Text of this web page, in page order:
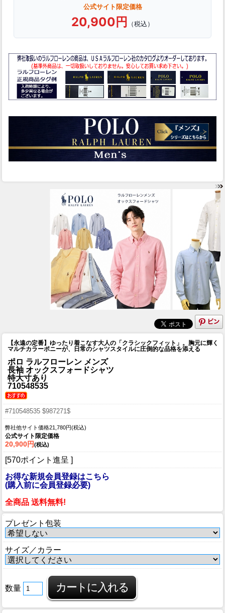
公式サイト限定価格
20,900円 （税込）
【永遠の定番】ゆったり着こなす大人の「クラシックフィット」。胸元に輝く
マルチカラーポニーが、日常のシャツスタイルに圧倒的な品格を添える
ポロ ラルフローレン メンズ
長袖 オックスフォードシャツ
特大寸あり
710548535
#710548535 $987271$
弊社他サイト価格21,780円(税込)
公式サイト限定価格
20,900円(税込)
[570ポイント進呈 ]
お得な新規会員登録はこちら
(購入前に会員登録必要)
全商品 送料無料!
プレゼント包装
サイズ／カラー
数量